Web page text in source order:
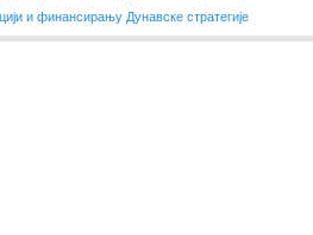
и финансирању Дунавске стратегије